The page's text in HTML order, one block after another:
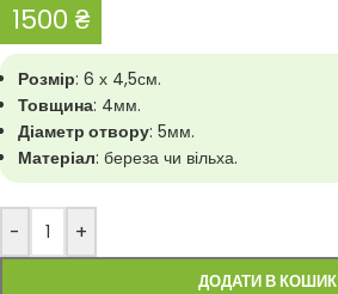
1500 ₴
Розмір: 6 х 4,5см.
Товщина: 4мм.
Діаметр отвору: 5мм.
Матеріал: береза чи вільха.
- +
ДОДАТИ В КОШИК